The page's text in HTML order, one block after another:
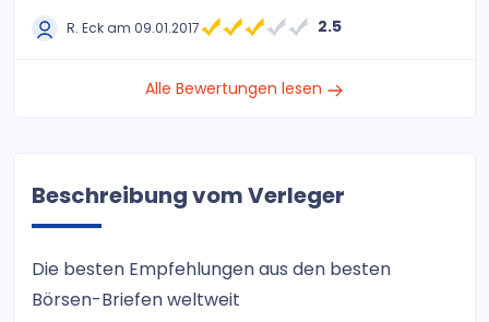
R. Eck am 09.01.2017 2.5
Alle Bewertungen lesen
Beschreibung vom Verleger
Die besten Empfehlungen aus den besten
Börsen-Briefen weltweit